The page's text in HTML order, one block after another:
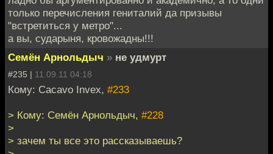
только перечисления гениталий да призывы
"встретиться у метро"...
а вы, сударыня, кровожадны!!!
Семён Арнольдыч » не удмурт
#235 | 11.09.11 04:18
Кому: Cacavo Invex, #233
> Кому: Семён Арнольдыч, #228
>
> зачем ты все это рассказываешь?